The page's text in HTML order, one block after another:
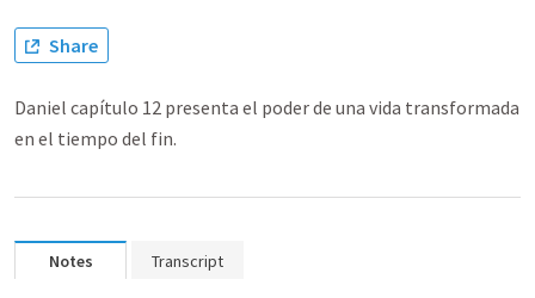
Share
Daniel capítulo 12 presenta el poder de una vida transformada
en el tiempo del fin.
Notes Transcript